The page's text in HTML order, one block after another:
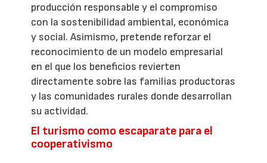
producción responsable y el compromiso
con la sostenibilidad ambiental, económica
y social. Asimismo, pretende reforzar el
reconocimiento de un modelo empresarial
en el que los beneficios revierten
directamente sobre las familias productoras
y las comunidades rurales donde desarrollan
su actividad.
El turismo como escaparate para el
cooperativismo